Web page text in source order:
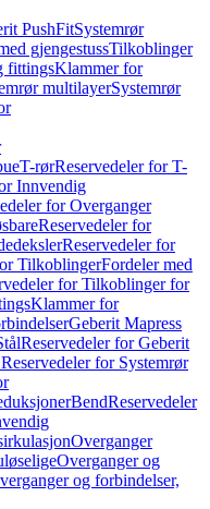
PushFitSystemrør
gjengestussTilkoblinger
fittingsKlammer for
multilayerSystemrør
T-rørReservedeler for T-
Innvendig
for Overganger
Reservedeler for
Reservedeler for
TilkoblingerFordeler med
for Tilkoblinger for
Klammer for
Geberit Mapress
Reservedeler for Geberit
Reservedeler for Systemrør
BendReservedeler
Overganger
Overganger og
og forbindelser,